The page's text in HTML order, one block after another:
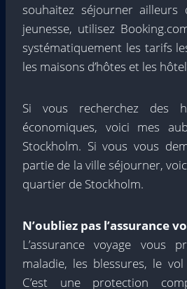
souhaitez séjourner ailleurs
jeunesse, utilisez
systématiquement les tarifs
les maisons d’hôtes et les
Si vous recherchez des
économiques, voici mes
Stockholm. Si vous vous
partie de la ville séjourner,
quartier de Stockholm.
N’oubliez pas l’assurance
L’assurance voyage vous
maladie, les blessures, le
C’est une protection